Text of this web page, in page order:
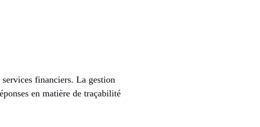
financiers. La gestion
en matière de traçabilité